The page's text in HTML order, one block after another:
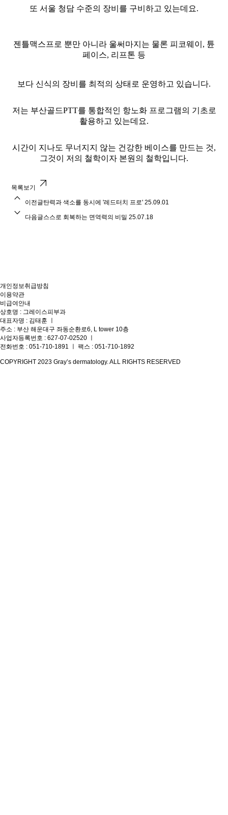
또 서울 청담 수준의 장비를 구비하고 있는데요.
젠틀맥스프로 뿐만 아니라 울써마지는 물론 피코웨이, 튠
페이스, 리프톤 등
보다 신식의 장비를 최적의 상태로 운영하고 있습니다.
저는 부산골드PTT를 통합적인 항노화 프로그램의 기초로
활용하고 있는데요.
시간이 지나도 무너지지 않는 건강한 베이스를 만드는 것,
그것이 저의 철학이자 본원의 철학입니다.
목록보기
arrow_outward
stat_1
이전글탄력과 색소를 동시에 '레드터치 프로' 25.09.01
stat_minus_1 다음글스스로 회복하는 면역력의 비밀 25.07.18
개인정보취급방침
이용약관
비급여안내
상호명 : 그레이스피부과
대표자명 : 김태훈
주소 : 부산 해운대구 좌동순환로6, L tower 10층
사업자등록번호 : 627-07-02520
전화번호 : 051-710-1891 ㅣ 팩스 : 051-710-1892
COPYRIGHT 2023 Gray’s dermatology. ALL RIGHTS RESERVED